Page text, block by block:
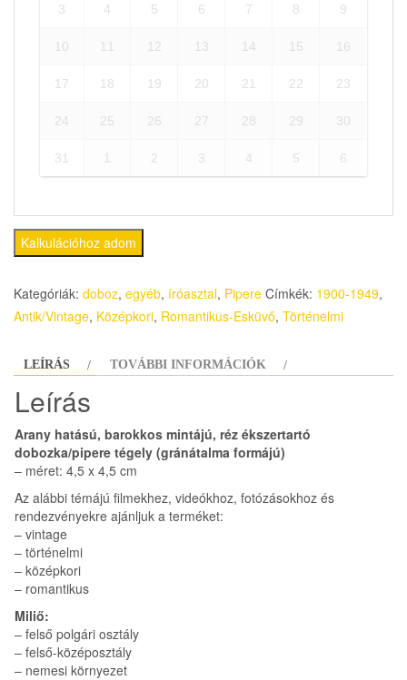
3 4 5 6 7 8 9
10 11 12 13 14 15 16
17 18 19 20 21 22 23
24 25 26 27 28 29 30
31 1 2 3 4 5 6
Kalkulációhoz adom
Kategóriák: doboz, egyéb, íróasztal, Pipere Címkék: 1900-1949,
Antik/Vintage, Középkori, Romantikus-Esküvő, Történelmi
LEÍRÁS TOVÁBBI INFORMÁCIÓK
Leírás
Arany hatású, barokkos mintájú, réz ékszertartó
dobozka/pipere tégely (gránátalma formájú)
– méret: 4,5 x 4,5 cm
Az alábbi témájú filmekhez, videókhoz, fotózásokhoz és
rendezvényekre ajánljuk a terméket:
– vintage
– történelmi
– középkori
– romantikus
Miliő:
– felső polgári osztály
– felső-középosztály
– nemesi környezet